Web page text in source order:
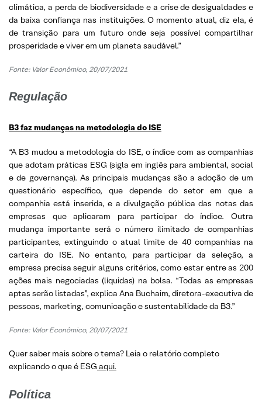
climática, a perda de biodiversidade e a crise de desigualdades e
da baixa confiança nas instituições. O momento atual, diz ela, é
de transição para um futuro onde seja possível compartilhar
prosperidade e viver em um planeta saudável.”
Fonte: Valor Econômico, 20/07/2021
Regulação
B3 faz mudanças na metodologia do ISE
“A B3 mudou a metodologia do ISE, o índice com as companhias
que adotam práticas ESG (sigla em inglês para ambiental, social
e de governança). As principais mudanças são a adoção de um
questionário específico, que depende do setor em que a
companhia está inserida, e a divulgação pública das notas das
empresas que aplicaram para participar do índice. Outra
mudança importante será o número ilimitado de companhias
participantes, extinguindo o atual limite de 40 companhias na
carteira do ISE. No entanto, para participar da seleção, a
empresa precisa seguir alguns critérios, como estar entre as 200
ações mais negociadas (líquidas) na bolsa. “Todas as empresas
aptas serão listadas”, explica Ana Buchaim, diretora-executiva de
pessoas, marketing, comunicação e sustentabilidade da B3.”
Fonte: Valor Econômico, 20/07/2021
Quer saber mais sobre o tema? Leia o relatório completo
explicando o que é ESG aqui.
Política